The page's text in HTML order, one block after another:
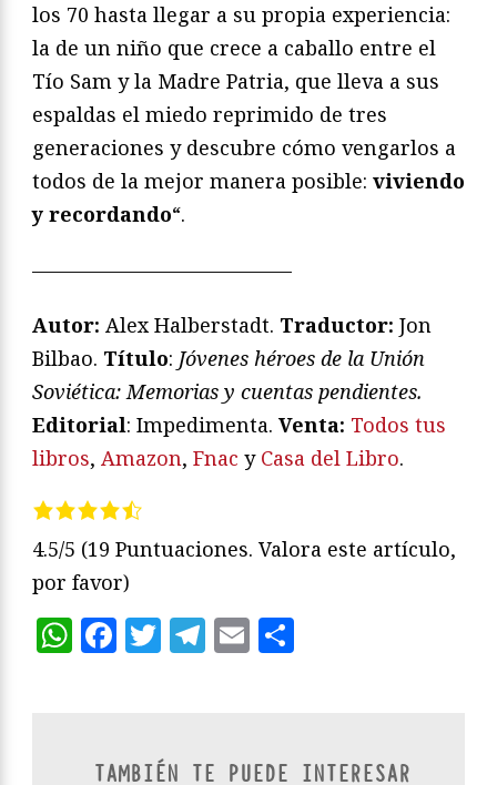
los 70 hasta llegar a su propia experiencia:
la de un niño que crece a caballo entre el
Tío Sam y la Madre Patria, que lleva a sus
espaldas el miedo reprimido de tres
generaciones y descubre cómo vengarlos a
todos de la mejor manera posible: viviendo
y recordando“.
—————————————
Autor: Alex Halberstadt. Traductor: Jon
Bilbao. Título: Jóvenes héroes de la Unión
Soviética: Memorias y cuentas pendientes.
Editorial: Impedimenta. Venta: Todos tus
libros, Amazon, Fnac y Casa del Libro.
4.5/5 (19 Puntuaciones. Valora este artículo,
por favor)
WhatsApp
Facebook
Twitter
Telegram
Email
TAMBIÉN TE PUEDE INTERESAR